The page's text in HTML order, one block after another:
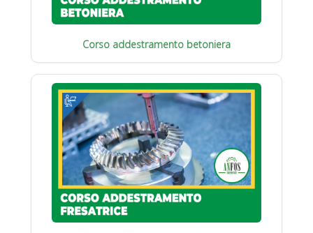
Corso addestramento betoniera